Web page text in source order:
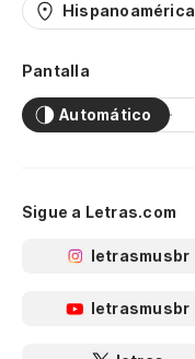
Hispanoamérica
Pantalla
Automático
Sigue a Letras.com
letrasmusbr
letrasmusbr